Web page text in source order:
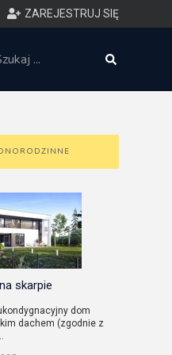
ZAREJESTRUJ SIĘ
skarpie
dom
dachem (zgodnie z